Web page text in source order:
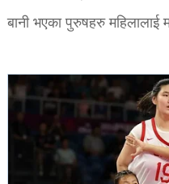
बानी भएका पुरुषहरु महिलालाई